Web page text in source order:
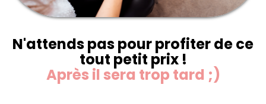
N'attends pas pour profiter de ce
tout petit prix !
Après il sera trop tard ;)